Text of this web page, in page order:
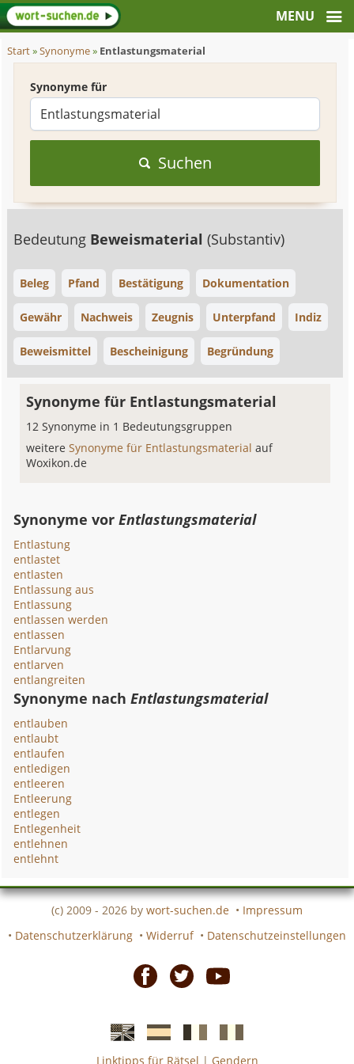
Start»Synonyme» Entlastungsmaterial
Synonyme für
Suchen
Bedeutung Beweismaterial(Substantiv)
Beleg Pfand Bestätigung Dokumentation
Gewähr Nachweis Zeugnis Unterpfand Indiz
Beweismittel Bescheinigung Begründung
Synonyme für Entlastungsmaterial
12 Synonyme in 1 Bedeutungsgruppen
weitereSynonyme für Entlastungsmaterialauf
Woxikon.de
Synonyme vorEntlastungsmaterial
Entlastung
entlastet
entlasten
Entlassung aus
Entlassung
entlassen werden
entlassen
Entlarvung
entlarven
entlangreiten
Synonyme nachEntlastungsmaterial
entlauben
entlaubt
entlaufen
entledigen
entleeren
Entleerung
entlegen
Entlegenheit
entlehnen
entlehnt
(c) 2009 - 2026 by wort-suchen.de • Impressum
• Datenschutzerklärung • Widerruf • Datenschutzeinstellungen
Linktipps für Rätsel | Gendern